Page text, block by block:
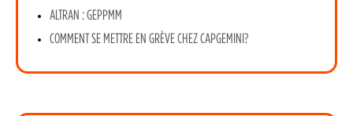
ALTRAN : GEPPMM
COMMENT SE METTRE EN GRÈVE CHEZ CAPGEMINI?